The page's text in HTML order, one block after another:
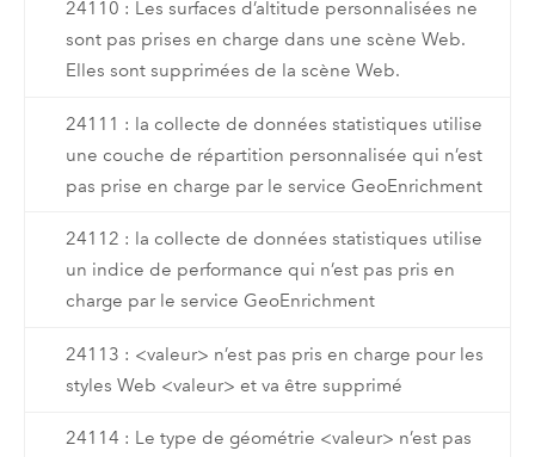
24110 : Les surfaces d’altitude personnalisées ne
sont pas prises en charge dans une scène Web.
Elles sont supprimées de la scène Web.
24111 : la collecte de données statistiques utilise
une couche de répartition personnalisée qui n’est
pas prise en charge par le service GeoEnrichment
24112 : la collecte de données statistiques utilise
un indice de performance qui n’est pas pris en
charge par le service GeoEnrichment
24113 : <valeur> n’est pas pris en charge pour les
styles Web <valeur> et va être supprimé
24114 : Le type de géométrie <valeur> n’est pas